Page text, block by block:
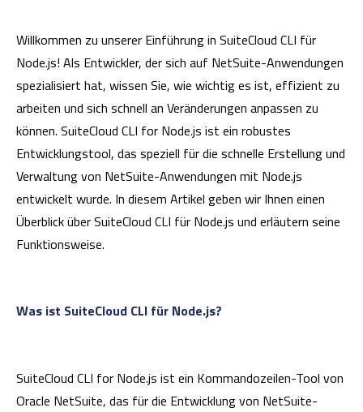
Willkommen zu unserer Einführung in SuiteCloud CLI für
Node.js! Als Entwickler, der sich auf NetSuite-Anwendungen
spezialisiert hat, wissen Sie, wie wichtig es ist, effizient zu
arbeiten und sich schnell an Veränderungen anpassen zu
können. SuiteCloud CLI for Node.js ist ein robustes
Entwicklungstool, das speziell für die schnelle Erstellung und
Verwaltung von NetSuite-Anwendungen mit Node.js
entwickelt wurde. In diesem Artikel geben wir Ihnen einen
Überblick über SuiteCloud CLI für Node.js und erläutern seine
Funktionsweise.
Was ist SuiteCloud CLI für Node.js?
SuiteCloud CLI for Node.js ist ein Kommandozeilen-Tool von
Oracle NetSuite, das für die Entwicklung von NetSuite-